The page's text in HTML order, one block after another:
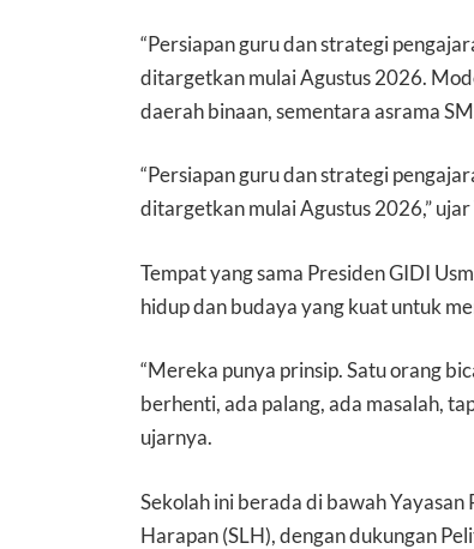
“Persiapan guru dan strategi
ditargetkan mulai Agustus 2026.
daerah binaan, sementara asrama
“Persiapan guru dan strategi
ditargetkan mulai Agustus 2026,”
Tempat yang sama Presiden GIDI
hidup dan budaya yang kuat untuk
“Mereka punya prinsip. Satu orang
berhenti, ada palang, ada masalah,
ujarnya.
Sekolah ini berada di bawah
Harapan (SLH), dengan dukungan